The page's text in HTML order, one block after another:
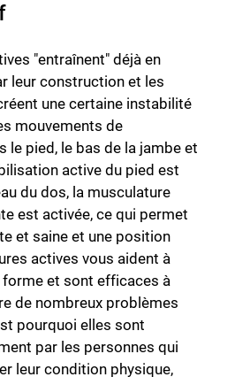
"entraînent" déjà en
leur construction et les
une certaine instabilité
mouvements de
le pied, le bas de la jambe et
active du pied est
du dos, la musculature
est activée, ce qui permet
et saine et une position
actives vous aident à
et sont efficaces à
de nombreux problèmes
pourquoi elles sont
par les personnes qui
leur condition physique,